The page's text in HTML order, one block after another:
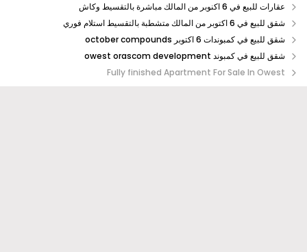
عقارات للبيع في 6 اكنوبر من المالك مباشرة بالتقسيط وكاش
شقق للبيع في 6 اكتوبر من المالك متشطبة بالتقسيط استلام فوري
شقق للبيع في كمبوندات 6 اكتوبر october compounds
شقق للبيع في كمبوند owest orascom development
Fully finished Apartment For Sale In Owest